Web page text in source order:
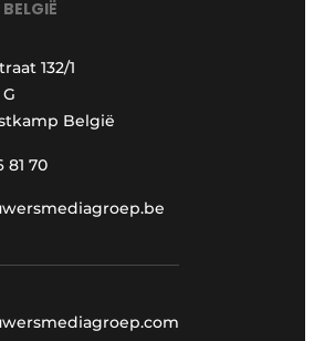
132/1
België
81 70